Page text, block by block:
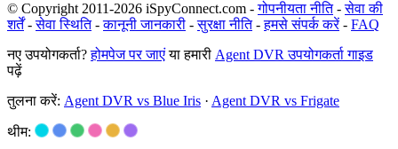
© Copyright 2011-2026 iSpyConnect.com -गोपनीयता नीति-सेवा की
शर्तें-सेवा स्थिति-कानूनी जानकारी -सुरक्षा नीति-हमसे संपर्क करें- FAQ
नए उपयोगकर्ता?होमपेज पर जाएंया हमारी Agent DVR उपयोगकर्ता गाइड
पढ़ें
तुलना करें: Agent DVR vs Blue Iris · Agent DVR vs Frigate
थीम: